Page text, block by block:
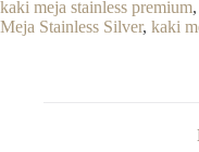
Silang
quantity
kaki meja stainless premium,
Meja Stainless Silver, kaki